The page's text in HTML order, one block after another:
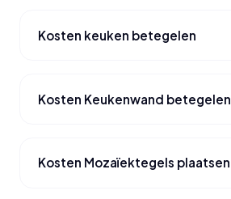
Kosten keuken betegelen
Kosten Keukenwand betegelen
Kosten Mozaïektegels plaatsen